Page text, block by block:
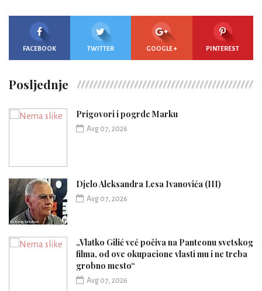
FACEBOOK TWITTER GOOGLE + PINTEREST
Posljednje
Prigovori i pogrde Marku
Avg 07, 2026
Djelo Aleksandra Lesa Ivanovića (III)
Avg 07, 2026
„Vlatko Gilić već počiva na Panteonu svetskog
filma, od ove okupacione vlasti mu i ne treba
grobno mesto“
Avg 07, 2026